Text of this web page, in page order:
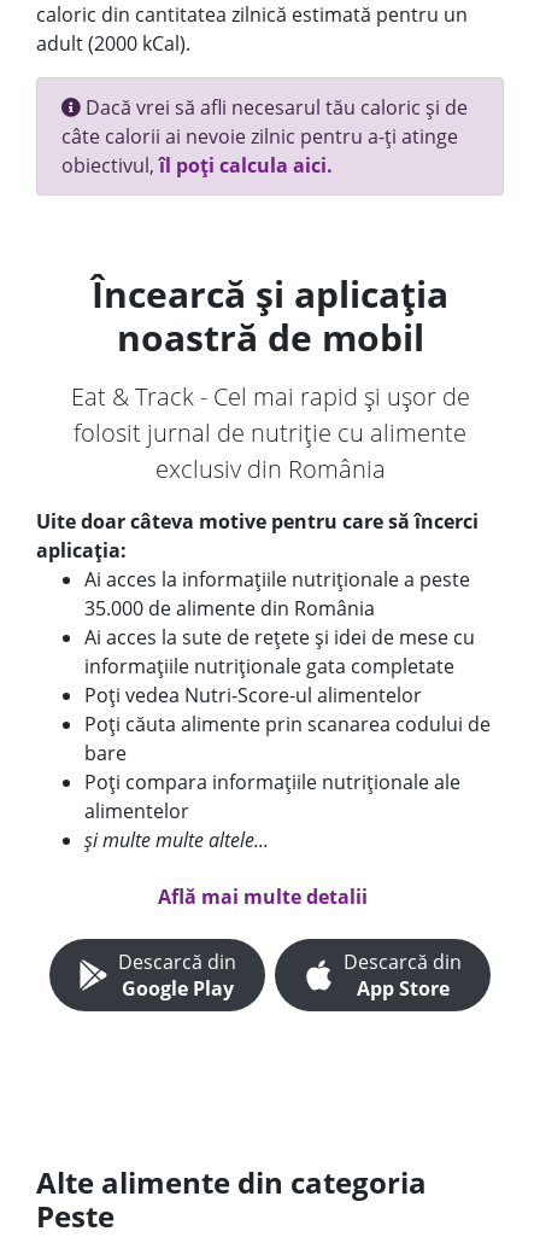
caloric din cantitatea zilnică estimată pentru un
adult (2000 kCal).
Dacă vrei să afli necesarul tău caloric și de
câte calorii ai nevoie zilnic pentru a-ți atinge
obiectivul,îl poți calcula aici.
Încearcă și aplicația
noastră de mobil
Eat & Track - Cel mai rapid și ușor de
folosit jurnal de nutriție cu alimente
exclusiv din România
Uite doar câteva motive pentru care să încerci
aplicația:
Ai acces la informațiile nutriționale a peste
35.000 de alimente din România
Ai acces la sute de rețete și idei de mese cu
informațiile nutriționale gata completate
Poți vedea Nutri-Score-ul alimentelor
Poți căuta alimente prin scanarea codului de
bare
Poți compara informațiile nutriționale ale
alimentelor
și multe multe altele...
Află mai multe detalii
Descarcă din
Google Play
Descarcă din
App Store
Alte alimente din categoria
Peste